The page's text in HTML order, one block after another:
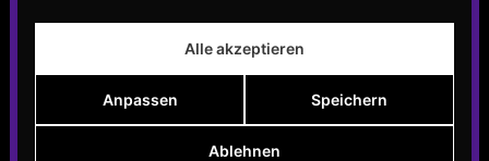
Alle akzeptieren
Anpassen Speichern
Ablehnen